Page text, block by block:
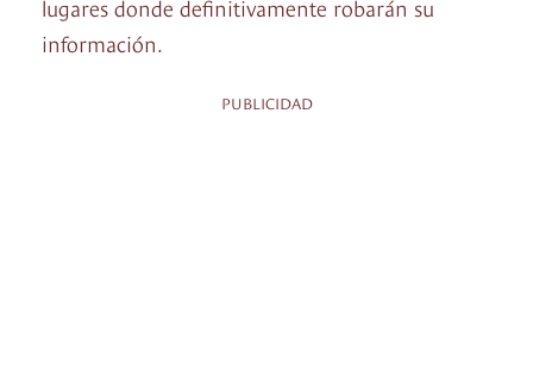
lugares donde definitivamente robarán su
información.
PUBLICIDAD